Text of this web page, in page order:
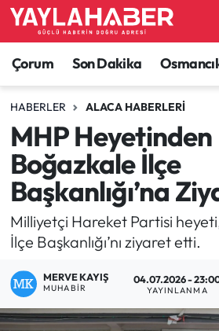
Çorum Son Dakika
HABERLER ALACA HABERLERI
MHP Heyetinden
Boğazkale İlçe
Başkanlığı’na
Milliyetçi Hareket Partisi
İlçe Başkanlığı’nı ziyaret etti.
MERVE KAYIŞ
MUHABIR
04.07.2026 -
YAYINLANMA
Alaca Haberleri
Bayat Haberleri
Bilgi - Keşfet Haberleri
Bilim ve Teknoloji
Boğazkale Haberleri
Çorum Nöbetçi Eczaneler
Çorum Hava Durumu
Çorum Namaz Vakitleri
Çorum Trafik Yoğunluk
TFF 1.Lig Puan Durumu ve